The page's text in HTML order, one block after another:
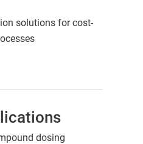
solutions for cost-
dosing